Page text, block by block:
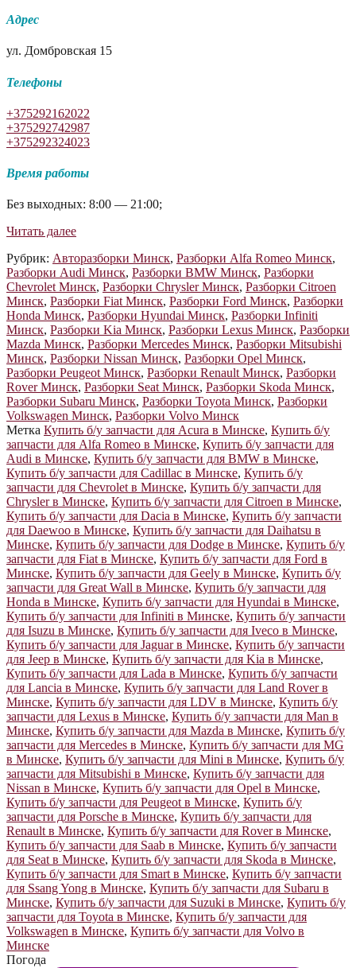
Адрес
ул. Домбровская 15
Телефоны
+375292162022
+375292742987
+375292324023
Время работы
Без выходных: 8:00 — 21:00;
Читать далееАвтостронг-
Рубрик: Авторазборки Минск, Разборки Alfa Romeo Минск,
Разборки Audi Минск, Разборки BMW Минск, Разборки
Chevrolet Минск, Разборки Chrysler Минск, Разборки Citroen
Минск, Разборки Fiat Минск, Разборки Ford Минск, Разборки
Honda Минск, Разборки Hyundai Минск, Разборки Infiniti
Минск, Разборки Kia Минск, Разборки Lexus Минск, Разборки
Mazda Минск, Разборки Mercedes Минск, Разборки Mitsubishi
Минск, Разборки Nissan Минск, Разборки Opel Минск,
Разборки Peugeot Минск, Разборки Renault Минск, Разборки
Rover Минск, Разборки Seat Минск, Разборки Skoda Минск,
Разборки Subaru Минск, Разборки Toyota Минск, Разборки
Volkswagen Минск, Разборки Volvo Минск
Метка Купить б/у запчасти для Acura в Минске, Купить б/у
запчасти для Alfa Romeo в Минске, Купить б/у запчасти для
Audi в Минске, Купить б/у запчасти для BMW в Минске,
Купить б/у запчасти для Cadillac в Минске, Купить б/у
запчасти для Chevrolet в Минске, Купить б/у запчасти для
Chrysler в Минске, Купить б/у запчасти для Citroen в Минске,
Купить б/у запчасти для Dacia в Минске, Купить б/у запчасти
для Daewoo в Минске, Купить б/у запчасти для Daihatsu в
Минске, Купить б/у запчасти для Dodge в Минске, Купить б/у
запчасти для Fiat в Минске, Купить б/у запчасти для Ford в
Минске, Купить б/у запчасти для Geely в Минске, Купить б/у
запчасти для Great Wall в Минске, Купить б/у запчасти для
Honda в Минске, Купить б/у запчасти для Hyundai в Минске,
Купить б/у запчасти для Infiniti в Минске, Купить б/у запчасти
для Isuzu в Минске, Купить б/у запчасти для Iveco в Минске,
Купить б/у запчасти для Jaguar в Минске, Купить б/у запчасти
для Jeep в Минске, Купить б/у запчасти для Kia в Минске,
Купить б/у запчасти для Lada в Минске, Купить б/у запчасти
для Lancia в Минске, Купить б/у запчасти для Land Rover в
Минске, Купить б/у запчасти для LDV в Минске, Купить б/у
запчасти для Lexus в Минске, Купить б/у запчасти для Man в
Минске, Купить б/у запчасти для Mazda в Минске, Купить б/у
запчасти для Mercedes в Минске, Купить б/у запчасти для MG
в Минске, Купить б/у запчасти для Mini в Минске, Купить б/у
запчасти для Mitsubishi в Минске, Купить б/у запчасти для
Nissan в Минске, Купить б/у запчасти для Opel в Минске,
Купить б/у запчасти для Peugeot в Минске, Купить б/у
запчасти для Porsche в Минске, Купить б/у запчасти для
Renault в Минске, Купить б/у запчасти для Rover в Минске,
Купить б/у запчасти для Saab в Минске, Купить б/у запчасти
для Seat в Минске, Купить б/у запчасти для Skoda в Минске,
Купить б/у запчасти для Smart в Минске, Купить б/у запчасти
для Ssang Yong в Минске, Купить б/у запчасти для Subaru в
Минске, Купить б/у запчасти для Suzuki в Минске, Купить б/у
запчасти для Toyota в Минске, Купить б/у запчасти для
Volkswagen в Минске, Купить б/у запчасти для Volvo в
Минске
Погода